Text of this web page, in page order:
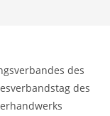
des
des